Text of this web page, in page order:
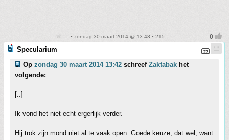
• zondag 30 maart 2014 @ 13:43 • 215
Specularium
Op zondag 30 maart 2014 13:42 schreef Zaktabak het
volgende:
[..]
Ik vond het niet echt ergerlijk verder.
Hij trok zijn mond niet al te vaak open. Goede keuze, dat wel, want